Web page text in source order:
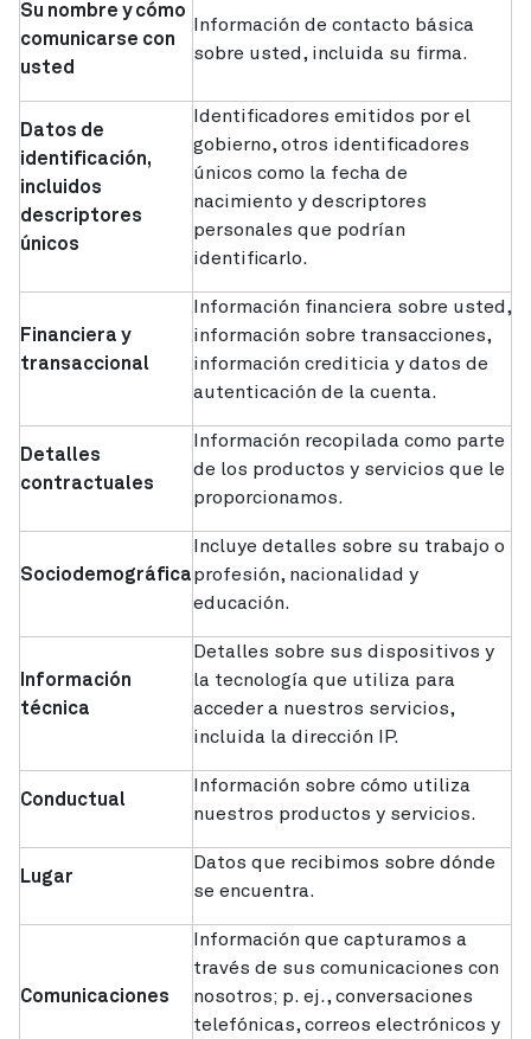
Su nombre y cómo
comunicarse con
usted
Información de contacto básica
sobre usted, incluida su firma.
Datos de
identificación,
incluidos
descriptores
únicos
Identificadores emitidos por el
gobierno, otros identificadores
únicos como la fecha de
nacimiento y descriptores
personales que podrían
identificarlo.
Financiera y
transaccional
Información financiera sobre usted,
información sobre transacciones,
información crediticia y datos de
autenticación de la cuenta.
Detalles
contractuales
Información recopilada como parte
de los productos y servicios que le
proporcionamos.
Sociodemográfica
Incluye detalles sobre su trabajo o
profesión, nacionalidad y
educación.
Información
técnica
Detalles sobre sus dispositivos y
la tecnología que utiliza para
acceder a nuestros servicios,
incluida la dirección IP.
Conductual
Información sobre cómo utiliza
nuestros productos y servicios.
Lugar
Datos que recibimos sobre dónde
se encuentra.
Comunicaciones
Información que capturamos a
través de sus comunicaciones con
nosotros; p. ej., conversaciones
telefónicas, correos electrónicos y